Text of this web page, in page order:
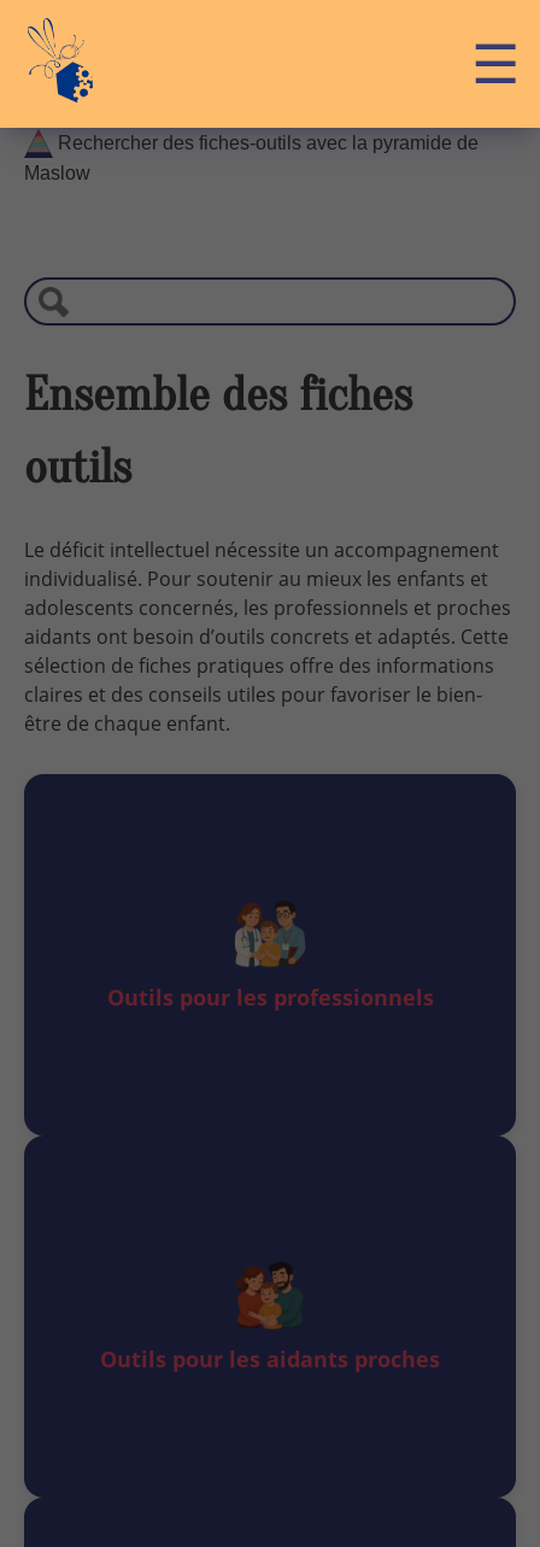
content
☰
Rechercher des fiches-outils avec la pyramide de
Maslow
Ensemble des fiches
outils
Le déficit intellectuel nécessite un accompagnement
individualisé. Pour soutenir au mieux les enfants et
adolescents concernés, les professionnels et proches
aidants ont besoin d’outils concrets et adaptés. Cette
sélection de fiches pratiques offre des informations
claires et des conseils utiles pour favoriser le bien-
être de chaque enfant.
Outils pour les professionnels
Outils pour les aidants proches